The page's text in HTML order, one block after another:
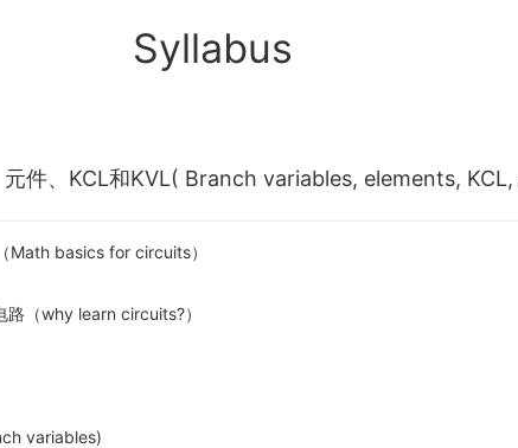
Syllabus
Math basics for circuits）
路（why learn circuits?）
variables)